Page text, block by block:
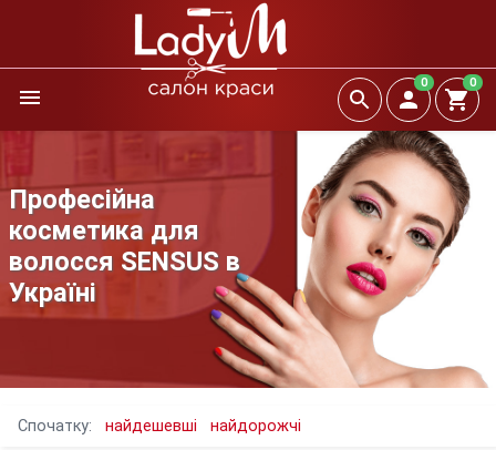
0 0
Професійна
косметика для
волосся SENSUS в
Україні
Спочатку: найдешевші найдорожчі